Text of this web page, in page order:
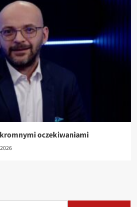
oczekiwaniami